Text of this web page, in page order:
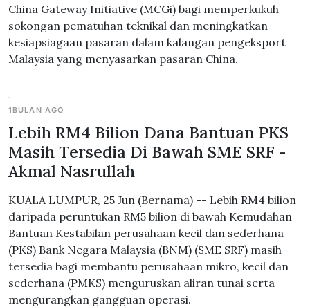
China Gateway Initiative (MCGi) bagi memperkukuh
sokongan pematuhan teknikal dan meningkatkan
kesiapsiagaan pasaran dalam kalangan pengeksport
Malaysia yang menyasarkan pasaran China.
1BULAN AGO
Lebih RM4 Bilion Dana Bantuan PKS
Masih Tersedia Di Bawah SME SRF -
Akmal Nasrullah
KUALA LUMPUR, 25 Jun (Bernama) -- Lebih RM4 bilion
daripada peruntukan RM5 bilion di bawah Kemudahan
Bantuan Kestabilan perusahaan kecil dan sederhana
(PKS) Bank Negara Malaysia (BNM) (SME SRF) masih
tersedia bagi membantu perusahaan mikro, kecil dan
sederhana (PMKS) menguruskan aliran tunai serta
mengurangkan gangguan operasi.